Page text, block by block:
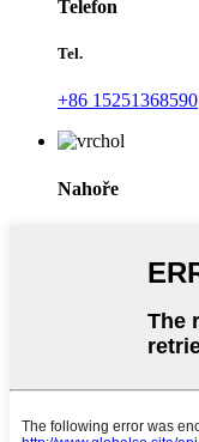
Telefon
Tel.
+86 15251368590
Nahoře